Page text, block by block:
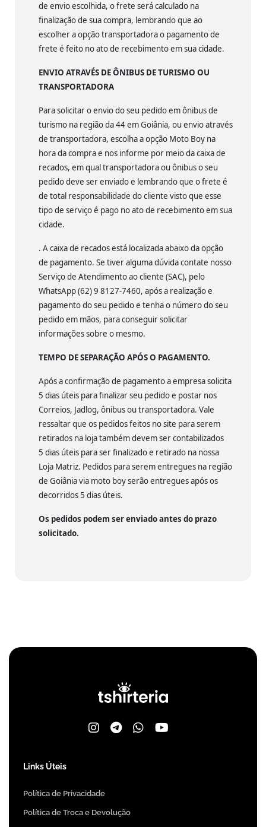
de envio escolhida, o frete será calculado na
finalização de sua compra, lembrando que ao
escolher a opção transportadora o pagamento de
frete é feito no ato de recebimento em sua cidade.
ENVIO ATRAVÉS DE ÔNIBUS DE TURISMO OU
TRANSPORTADORA
Para solicitar o envio do seu pedido em ônibus de
turismo na região da 44 em Goiânia, ou envio através
de transportadora, escolha a opção Moto Boy na
hora da compra e nos informe por meio da caixa de
recados, em qual transportadora ou ônibus o seu
pedido deve ser enviado e lembrando que o frete é
de total responsabilidade do cliente visto que esse
tipo de serviço é pago no ato de recebimento em sua
cidade.
. A caixa de recados está localizada abaixo da opção
de pagamento. Se tiver alguma dúvida contate nosso
Serviço de Atendimento ao cliente (SAC), pelo
WhatsApp (62) 9 8127-7460, após a realização e
pagamento do seu pedido e tenha o número do seu
pedido em mãos, para conseguir solicitar
informações sobre o mesmo.
TEMPO DE SEPARAÇÃO APÓS O PAGAMENTO.
Após a confirmação de pagamento a empresa solicita
5 dias úteis para finalizar seu pedido e postar nos
Correios, Jadlog, ônibus ou transportadora. Vale
ressaltar que os pedidos feitos no site para serem
retirados na loja também devem ser contabilizados
5 dias úteis para ser finalizado e retirado na nossa
Loja Matriz. Pedidos para serem entregues na região
de Goiânia via moto boy serão entregues após os
decorridos 5 dias úteis.
Os pedidos podem ser enviado antes do prazo
solicitado.
Links Úteis
Política de Privacidade
Política de Troca e Devolução